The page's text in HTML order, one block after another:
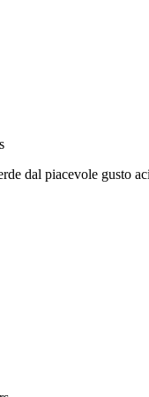
dal piacevole gusto